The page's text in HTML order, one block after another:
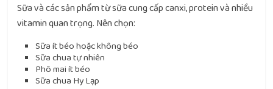
Sữa và các sản phẩm từ sữa cung cấp canxi, protein và nhiều
vitamin quan trọng. Nên chọn:
Sữa ít béo hoặc không béo
Sữa chua tự nhiên
Phô mai ít béo
Sữa chua Hy Lạp